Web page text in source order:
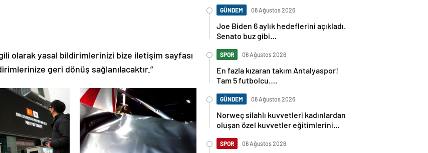
olarak yasal bildirimlerinizi bize iletişim sayfası
geri dönüş sağlanılacaktır.”
GÜNDEM 06 Ağustos 2026
Joe Biden 6 aylık hedeflerini açıkladı.
Senato buz gibi…
SPOR 06 Ağustos 2026
En fazla kızaran takım Antalyaspor!
Tam 5 futbolcu….
GÜNDEM 06 Ağustos 2026
Norweç silahlı kuvvetleri kadınlardan
oluşan özel kuvvetler eğitimlerini
SPOR 06 Ağustos 2026